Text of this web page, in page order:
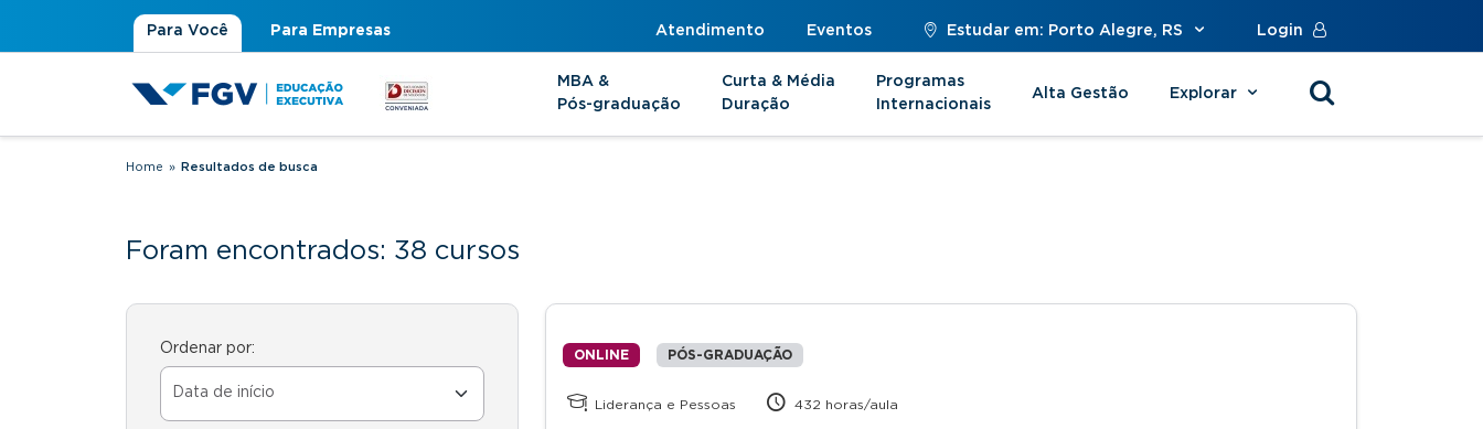
Para Você Para Empresas Atendimento Eventos Estudar em: Porto Alegre, RS Login
MBA &
Pós-graduação
Curta & Média
Duração
Programas
Internacionais
Alta Gestão Explorar
Você está aqui
Home » Resultados de busca
Foram encontrados: 38 cursos
Ordenar por: ONLINE PÓS-GRADUAÇÃO
Liderança e Pessoas 432 horas/aula